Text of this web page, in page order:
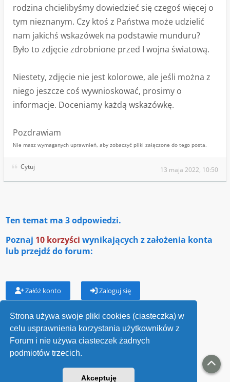
Strona używa swoje pliki cookies (ciasteczka) w
celu usprawnienia korzystania użytkowników z
Forum i nie używa ciasteczek żadnych
podmiotów trzecich.
Akceptuję
rodzina chcielibyśmy dowiedzieć się czegoś więcej o
tym nieznanym. Czy ktoś z Państwa może udzielić
nam jakichś wskazówek na podstawie munduru?
Było to zdjęcie zdrobnione przed I wojna światową.
Niestety, zdjęcie nie jest kolorowe, ale jeśli można z
niego jeszcze coś wywnioskować, prosimy o
informacje. Doceniamy każdą wskazówkę.
Pozdrawiam
Nie masz wymaganych uprawnień, aby zobaczyć pliki załączone do tego posta.
Cytuj 13 maja 2022, 10:50
Ten temat ma 3odpowiedzi.
Poznaj 10 korzyści wynikających z założenia konta
lub przejdź do forum:
Załóż konto Zaloguj się
Wróć do „Losy przodków”